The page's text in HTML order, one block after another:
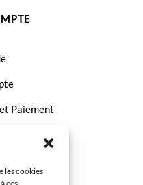
les cookies
Paiement